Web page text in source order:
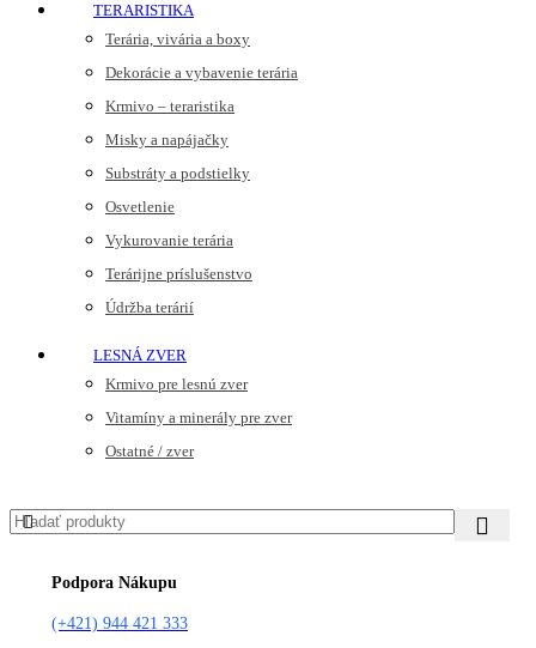
TERARISTIKA
Terária, vivária a boxy
Dekorácie a vybavenie terária
Krmivo – teraristika
Misky a napájačky
Substráty a podstielky
Osvetlenie
Vykurovanie terária
Terárijne príslušenstvo
Údržba terárií
LESNÁ ZVER
Krmivo pre lesnú zver
Vitamíny a minerály pre zver
Ostatné / zver
Podpora Nákupu
(+421) 944 421 333